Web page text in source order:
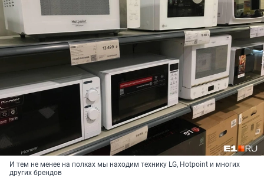
И тем не менее на полках мы находим технику LG, Hotpoint и многих
других брендов